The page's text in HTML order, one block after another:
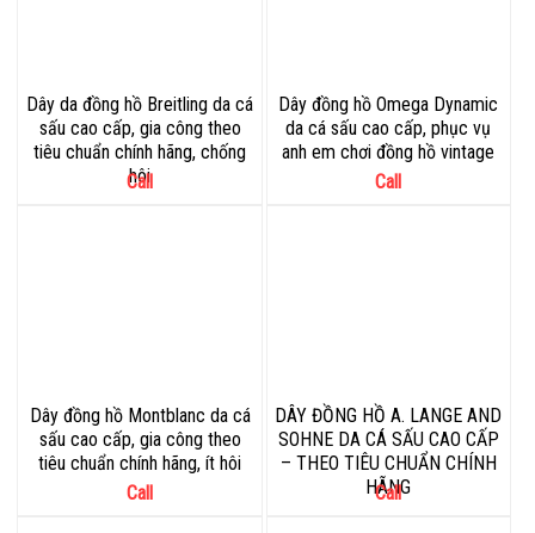
Dây da đồng hồ Breitling da cá
sấu cao cấp, gia công theo
tiêu chuẩn chính hãng, chống
hôi
Call
Dây đồng hồ Omega Dynamic
da cá sấu cao cấp, phục vụ
anh em chơi đồng hồ vintage
Call
Dây đồng hồ Montblanc da cá
sấu cao cấp, gia công theo
tiêu chuẩn chính hãng, ít hôi
Call
DÂY ĐỒNG HỒ A. LANGE AND
SOHNE DA CÁ SẤU CAO CẤP
– THEO TIÊU CHUẨN CHÍNH
HÃNG
Call